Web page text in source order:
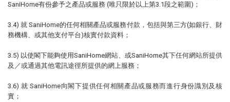
SaniHome有份參予之產品或服務 (唯只限於以上第3.1段之範圍)；
3.4) 就 SaniHome的任何相關產品或服務付款，包括與第三方(如銀行、財
務機構、或其他支付平台)核實付款資料；
3.5) 以使閣下能夠使用SaniHome網站、或SaniHome其下任何網站所提供
及／或通過其他電訊途徑所提供的網上服務；
3.6) 就 SaniHome向閣下提供任何相關產品或服務而進行身份識別及核
實；